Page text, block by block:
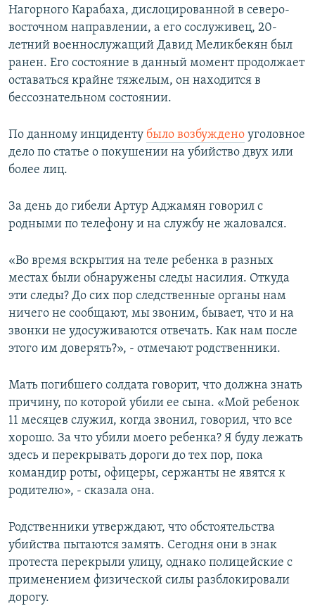
Нагорного Карабаха, дислоцированной в северо-
восточном направлении, а его сослуживец, 20-
летний военнослужащий Давид Меликбекян был
ранен. Его состояние в данный момент продолжает
оставаться крайне тяжелым, он находится в
бессознательном состоянии.
По данному инциденту было возбуждено уголовное
дело по статье о покушении на убийство двух или
более лиц.
За день до гибели Артур Аджамян говорил с
родными по телефону и на службу не жаловался.
«Во время вскрытия на теле ребенка в разных
местах были обнаружены следы насилия. Откуда
эти следы? До сих пор следственные органы нам
ничего не сообщают, мы звоним, бывает, что и на
звонки не удосуживаются отвечать. Как нам после
этого им доверять?», - отмечают родственники.
Мать погибшего солдата говорит, что должна знать
причину, по которой убили ее сына. «Мой ребенок
11 месяцев служил, когда звонил, говорил, что все
хорошо. За что убили моего ребенка? Я буду лежать
здесь и перекрывать дороги до тех пор, пока
командир роты, офицеры, сержанты не явятся к
родителю», - сказала она.
Родственники утверждают, что обстоятельства
убийства пытаются замять. Сегодня они в знак
протеста перекрыли улицу, однако полицейские с
применением физической силы разблокировали
дорогу.